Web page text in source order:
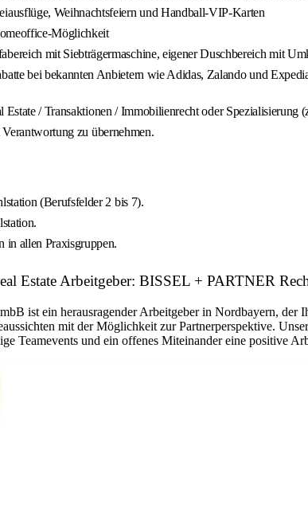
Weihnachtsfeiern und Handball-VIP-Karten
Möglichkeit
mit Siebträgermaschine, eigener Duschbereich mit
bei bekannten Anbietern wie Adidas, Zalando und
/ Transaktionen / Immobilienrecht oder
zu übernehmen.
(Berufsfelder 2 bis 7).
in allen Praxisgruppen.
Estate Arbeitgeber: BISSEL + PARTNER
ist ein herausragender Arbeitgeber in Nordbayern,
mit der Möglichkeit zur Partnerperspektive.
Teamevents und ein offenes Miteinander eine positive